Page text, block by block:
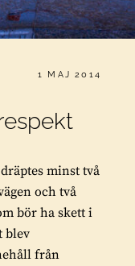
PUBLICERAT
1 MAJ 2014
minst två
och två
bör ha skett i
blev
från